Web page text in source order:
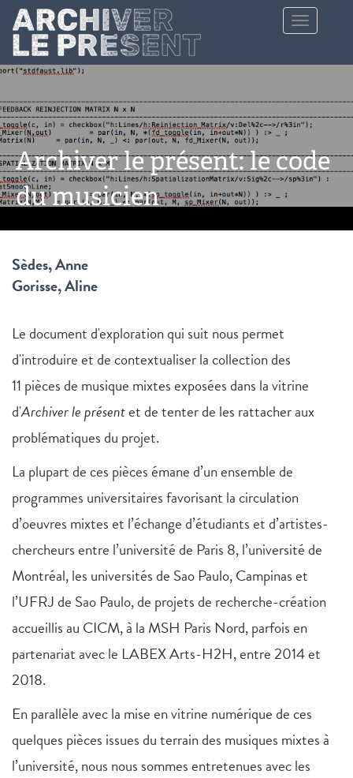
Aller au contenu principal
Toggle
navigation
Archiver le présent: le code
du musicien
Sèdes, Anne
Gorisse, Aline
Le document d'exploration qui suit nous permet
d'introduire et de contextualiser la collection des
11 pièces de musique mixtes exposées dans la vitrine
d'Archiver le présentet de tenter de les rattacher aux
problématiques du projet.
La plupart de ces pièces émane d’un ensemble de
programmes universitaires favorisant la circulation
d’oeuvres mixtes et l’échange d’étudiants et d’artistes-
chercheurs entre l’université de Paris 8, l’université de
Montréal, les universités de Sao Paulo, Campinas et
l’UFRJ de Sao Paulo, de projets de recherche-création
accueillis au CICM, à la MSH Paris Nord, parfois en
partenariat avec le LABEX Arts-H2H, entre 2014 et
2018.
En parallèle avec la mise en vitrine numérique de ces
quelques pièces issues du terrain des musiques mixtes à
l’université, nous nous sommes entretenues avec les